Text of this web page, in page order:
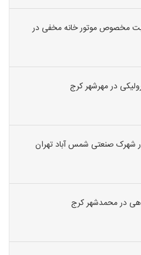
مخصوص موتور خانه مخفی در
در مهرشهر کرج
در شهرک صنعتی شمس آباد تهران
در محمدشهر کرج